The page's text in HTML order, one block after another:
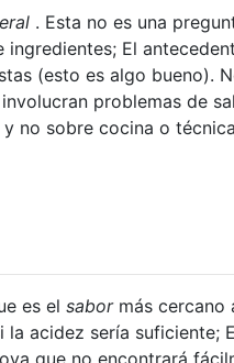
. Esta no es una
ingredientes; El
(esto es algo bueno).
problemas de
no sobre cocina o
es el sabormás cercano
acidez sería suficiente;
que no encontrará